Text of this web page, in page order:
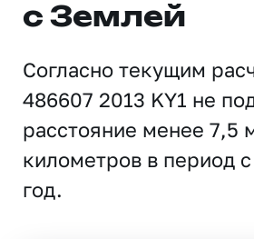
с Землей
Согласно текущим
486607 2013 KY1 не
расстояние менее 7,5
километров в период
год.